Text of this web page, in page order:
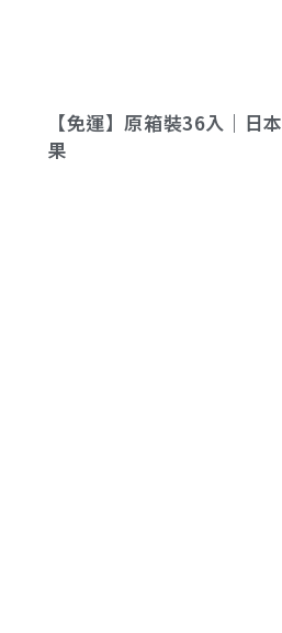
【免運】原箱裝36入｜日
果